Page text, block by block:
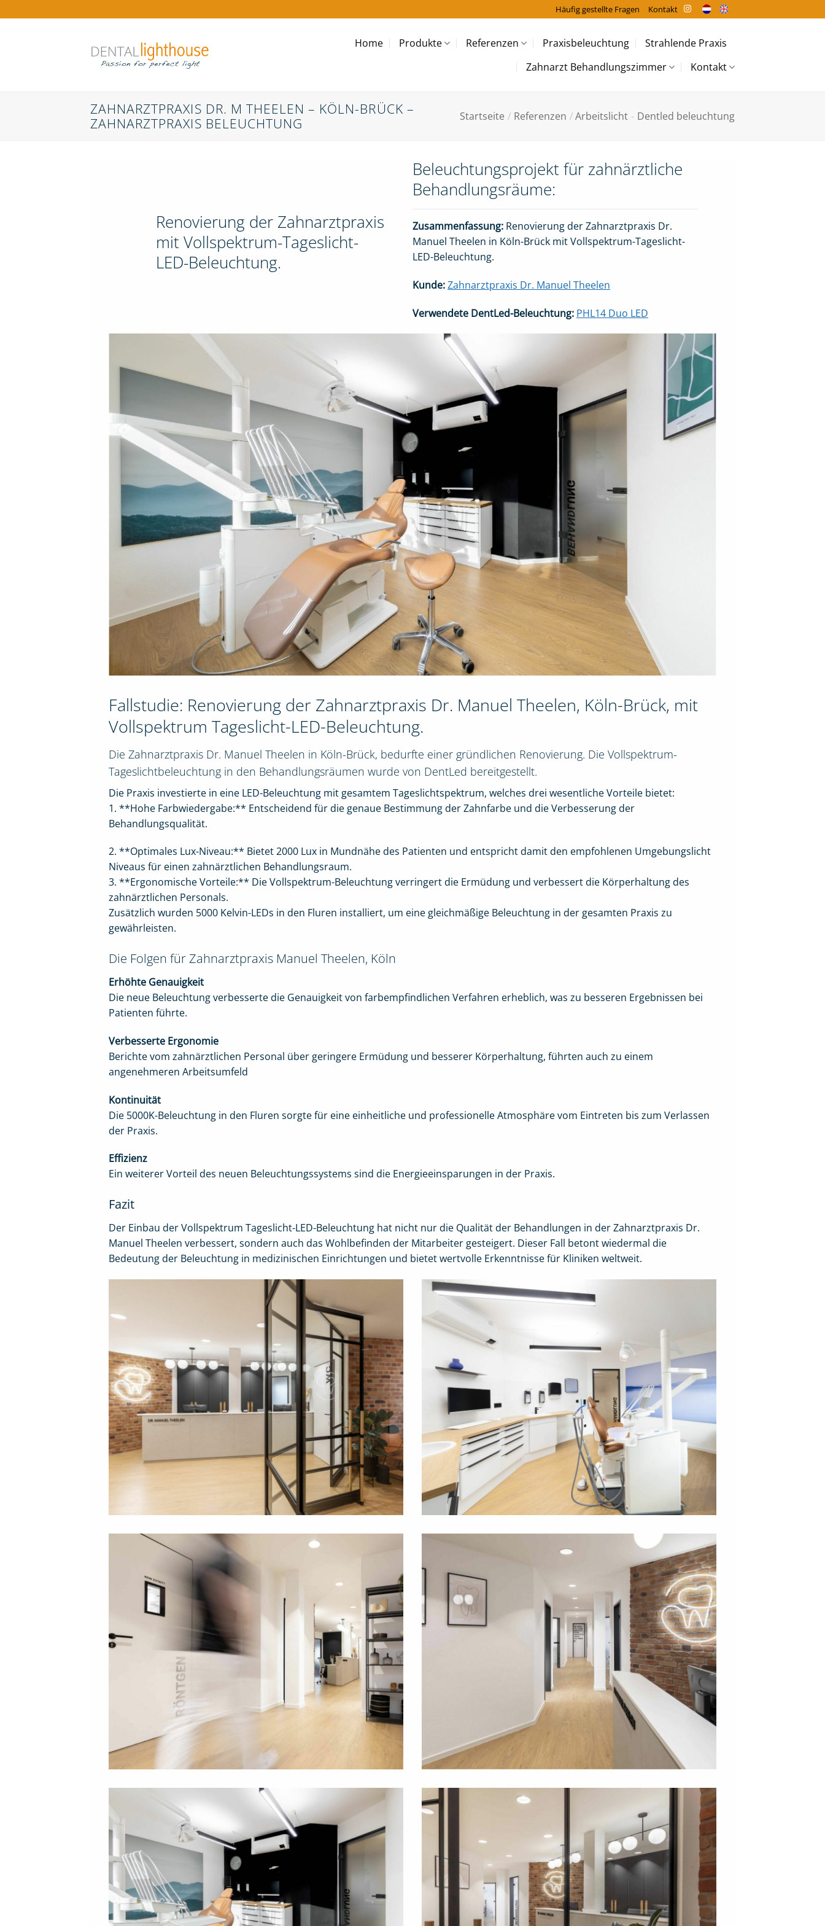
Inhalt
Häufig gestellte Fragen Kontakt
Home Produkte Referenzen Praxisbeleuchtung
Strahlende Praxis
Zahnarzt Behandlungszimmer
Kontakt
ZAHNARZTPRAXIS DR. M THEELEN – KÖLN-BRÜCK –
ZAHNARZTPRAXIS BELEUCHTUNG
Startseite / Referenzen / Arbeitslicht - Dentled beleuchtung
Renovierung der Zahnarztpraxis
mit Vollspektrum-Tageslicht-
LED-Beleuchtung.
Beleuchtungsprojekt für zahnärztliche
Behandlungsräume:
Zusammenfassung: Renovierung der Zahnarztpraxis Dr.
Manuel Theelen in Köln-Brück mit Vollspektrum-Tageslicht-
LED-Beleuchtung.
Kunde:Zahnarztpraxis Dr. Manuel Theelen
Verwendete DentLed-Beleuchtung: PHL14 Duo LED
Fallstudie: Renovierung der Zahnarztpraxis Dr. Manuel Theelen, Köln-Brück, mit
Vollspektrum Tageslicht-LED-Beleuchtung.
Die Zahnarztpraxis Dr. Manuel Theelen in Köln-Brück, bedurfte einer gründlichen Renovierung. Die Vollspektrum-
Tageslichtbeleuchtung in den Behandlungsräumen wurde von DentLed bereitgestellt.
Die Praxis investierte in eine LED-Beleuchtung mit gesamtem Tageslichtspektrum, welches drei wesentliche Vorteile bietet:
1. **Hohe Farbwiedergabe:** Entscheidend für die genaue Bestimmung der Zahnfarbe und die Verbesserung der
Behandlungsqualität.
2. **Optimales Lux-Niveau:** Bietet 2000 Lux in Mundnähe des Patienten und entspricht damit den empfohlenen Umgebungslicht
Niveaus für einen zahnärztlichen Behandlungsraum.
3. **Ergonomische Vorteile:** Die Vollspektrum-Beleuchtung verringert die Ermüdung und verbessert die Körperhaltung des
zahnärztlichen Personals.
Zusätzlich wurden 5000 Kelvin-LEDs in den Fluren installiert, um eine gleichmäßige Beleuchtung in der gesamten Praxis zu
gewährleisten.
Die Folgen für Zahnarztpraxis Manuel Theelen, Köln
Erhöhte Genauigkeit
Die neue Beleuchtung verbesserte die Genauigkeit von farbempfindlichen Verfahren erheblich, was zu besseren Ergebnissen bei
Patienten führte.
Verbesserte Ergonomie
Berichte vom zahnärztlichen Personal über geringere Ermüdung und besserer Körperhaltung, führten auch zu einem
angenehmeren Arbeitsumfeld
Kontinuität
Die 5000K-Beleuchtung in den Fluren sorgte für eine einheitliche und professionelle Atmosphäre vom Eintreten bis zum Verlassen
der Praxis.
Effizienz
Ein weiterer Vorteil des neuen Beleuchtungssystems sind die Energieeinsparungen in der Praxis.
Fazit
Der Einbau der Vollspektrum Tageslicht-LED-Beleuchtung hat nicht nur die Qualität der Behandlungen in der Zahnarztpraxis Dr.
Manuel Theelen verbessert, sondern auch das Wohlbefinden der Mitarbeiter gesteigert. Dieser Fall betont wiedermal die
Bedeutung der Beleuchtung in medizinischen Einrichtungen und bietet wertvolle Erkenntnisse für Kliniken weltweit.